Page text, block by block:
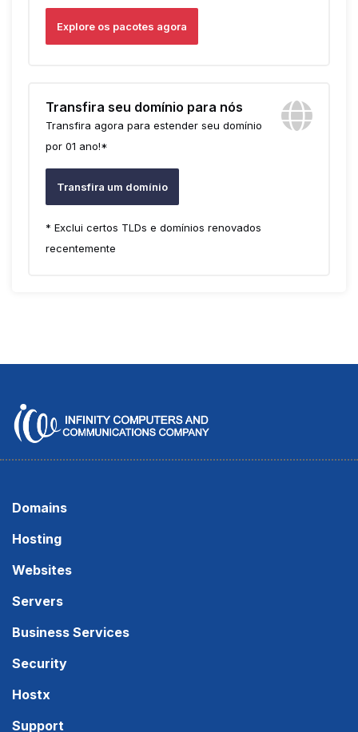
Explore os pacotes agora
Transfira seu domínio para nós
Transfira agora para estender seu domínio
por 01 ano!*
Transfira um domínio
* Exclui certos TLDs e domínios renovados
recentemente
Domains
Hosting
Websites
Servers
Business Services
Security
Hostx
Support